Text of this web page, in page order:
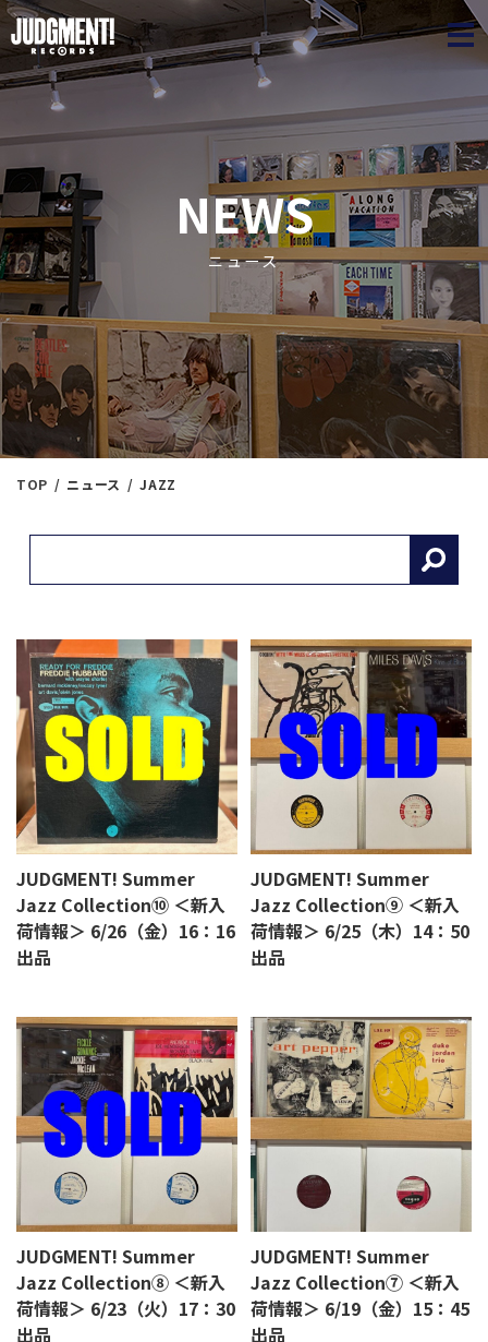
NEWS
ニュース
TOP ニュース JAZZ
JUDGMENT! Summer
Jazz Collection⑩ ＜新入
荷情報＞ 6/26（金）16：16
出品
JUDGMENT! Summer
Jazz Collection⑨ ＜新入
荷情報＞ 6/25（木）14：50
出品
JUDGMENT! Summer
Jazz Collection⑧ ＜新入
荷情報＞ 6/23（火）17：30
出品
JUDGMENT! Summer
Jazz Collection⑦ ＜新入
荷情報＞ 6/19（金）15：45
出品